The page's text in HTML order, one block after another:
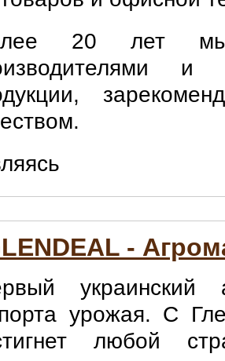
20 лет
и
-
украинский
урожая. С
любой